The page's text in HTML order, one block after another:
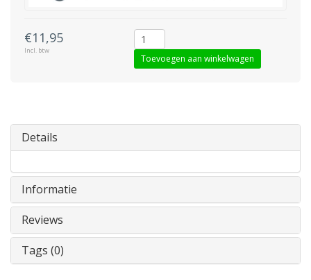
€11,95
Incl. btw
Toevoegen aan winkelwagen
Details
Informatie
Reviews
Tags (0)